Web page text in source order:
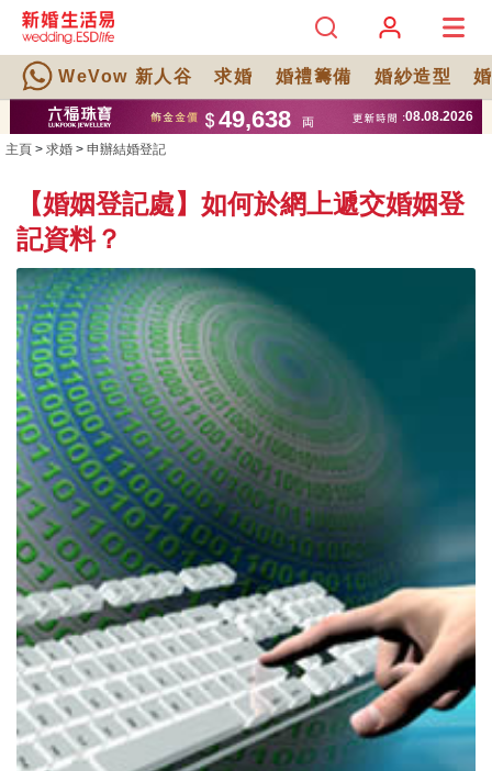
WeVow 新人谷 求婚 婚禮籌備 婚紗造型
主頁 > 求婚 > 申辦結婚登記
【婚姻登記處】如何於網上遞交婚姻登
記資料？